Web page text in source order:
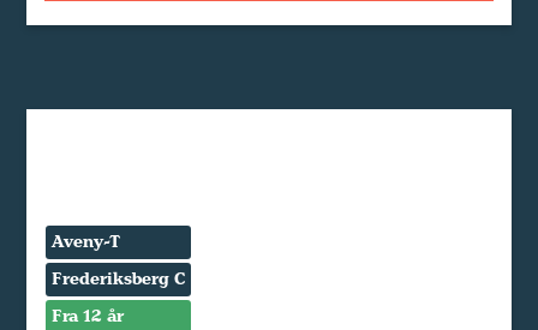
Aveny-T
Frederiksberg C
Fra 12 år